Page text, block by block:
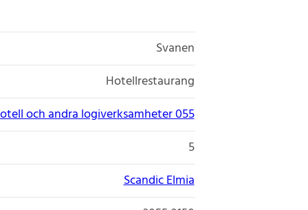
Svanen
Hotellrestaurang
och andra logiverksamheter 055
5
Scandic Elmia